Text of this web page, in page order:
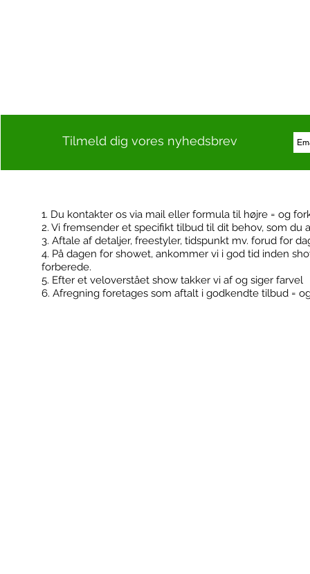
Tilmeld dig vores nyhedsbrev
Kontakt Booking
1. Du kontakter os via mail eller formula til højre = og
2. Vi fremsender et specifikt tilbud til dit behov, som du
3. Aftale af detaljer, freestyler, tidspunkt mv. forud for
4. På dagen for showet, ankommer vi i god tid inden
forberede.
5. Efter et veloverstået show takker vi af og siger farvel
6. Afregning foretages som aftalt i godkendte tilbud =